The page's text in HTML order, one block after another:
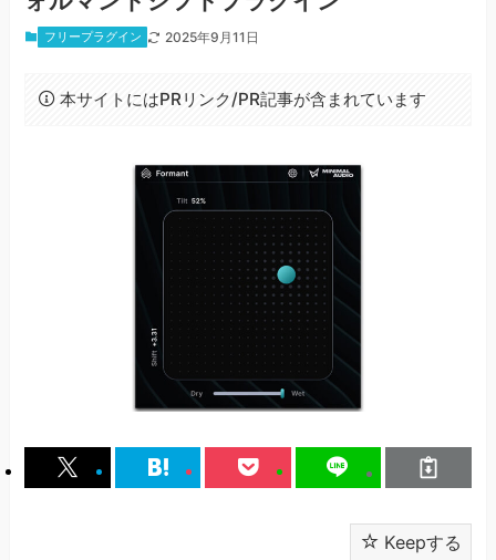
フリープラグイン 2025年9月11日
本サイトにはPRリンク/PR記事が含まれています
Keepする